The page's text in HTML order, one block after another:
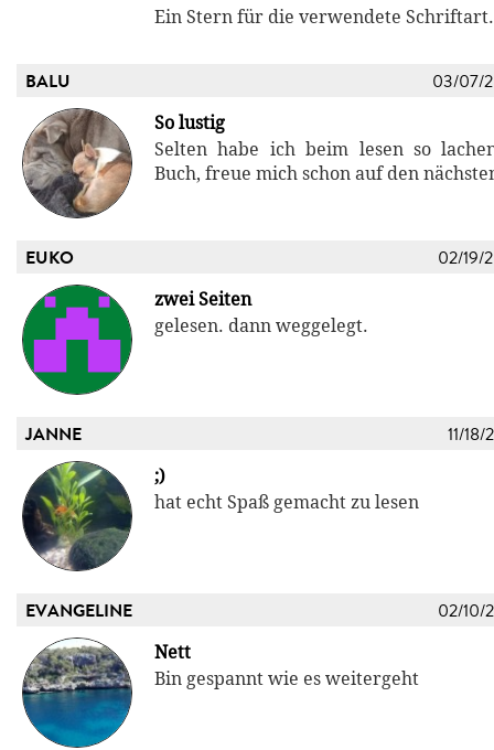
Ein Stern für die verwendete Schriftart.
BALU 03/07/
So lustig
Selten habe ich beim lesen so
Buch, freue mich schon auf den
EUKO 02/19/
zwei Seiten
gelesen. dann weggelegt.
JANNE 11/
;)
hat echt Spaß gemacht zu lesen
EVANGELINE 02/10/
Nett
Bin gespannt wie es weitergeht